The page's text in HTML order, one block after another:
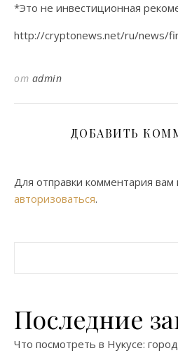
*Это не инвестиционная
http://cryptonews.net/ru/news/
от admin
ДОБАВИТЬ
Для отправки комментария
авторизоваться.
Последние
Что посмотреть в Нукусе: город